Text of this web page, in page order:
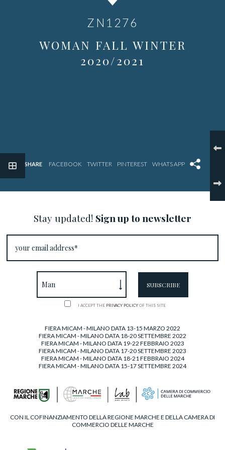
ZN1276
WOMAN FALL WINTER
2020/2021
SHARE
Stay updated! Sign up to newsletter
I ACCEPT THE PRIVACY POLICY OF THIS SITE
FIERA MICAM - MILANO DATA 13-15 MARZO 2022
FIERA MICAM - MILANO DATA 18-20 SETTEMBRE 2022
FIERA MICAM - MILANO DATA 19-22 FEBBRAIO 2023
FIERA MICAM - MILANO DATA 17-20 SETTEMBRE 2023
FIERA MICAM - MILANO DATA 18-21 FEBBRAIO 2024
FIERA MICAM - MILANO DATA 15-17 SETTEMBRE 2024
CON IL COFINANZIAMENTO DELLA REGIONE MARCHE E DELLA CAMERA DI
COMMERCIO DELLE MARCHE